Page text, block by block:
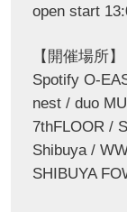
open start
【開催場所】
Spotify O-
nest / duo
7thFLOOR /
Shibuya /
SHIBUYA